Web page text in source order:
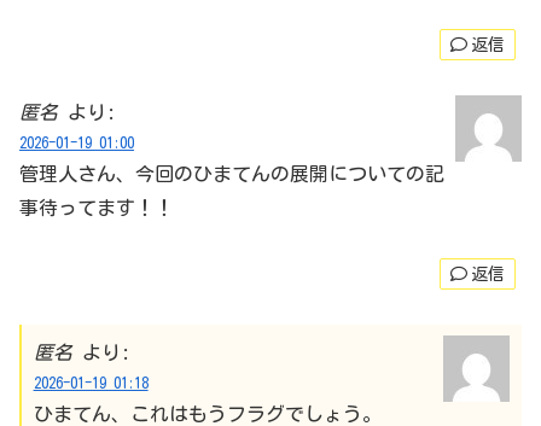
返信
匿名 より:
2026-01-19 01:00
管理人さん、今回のひまてんの展開についての記
事待ってます！！
返信
匿名 より:
2026-01-19 01:18
ひまてん、これはもうフラグでしょう。